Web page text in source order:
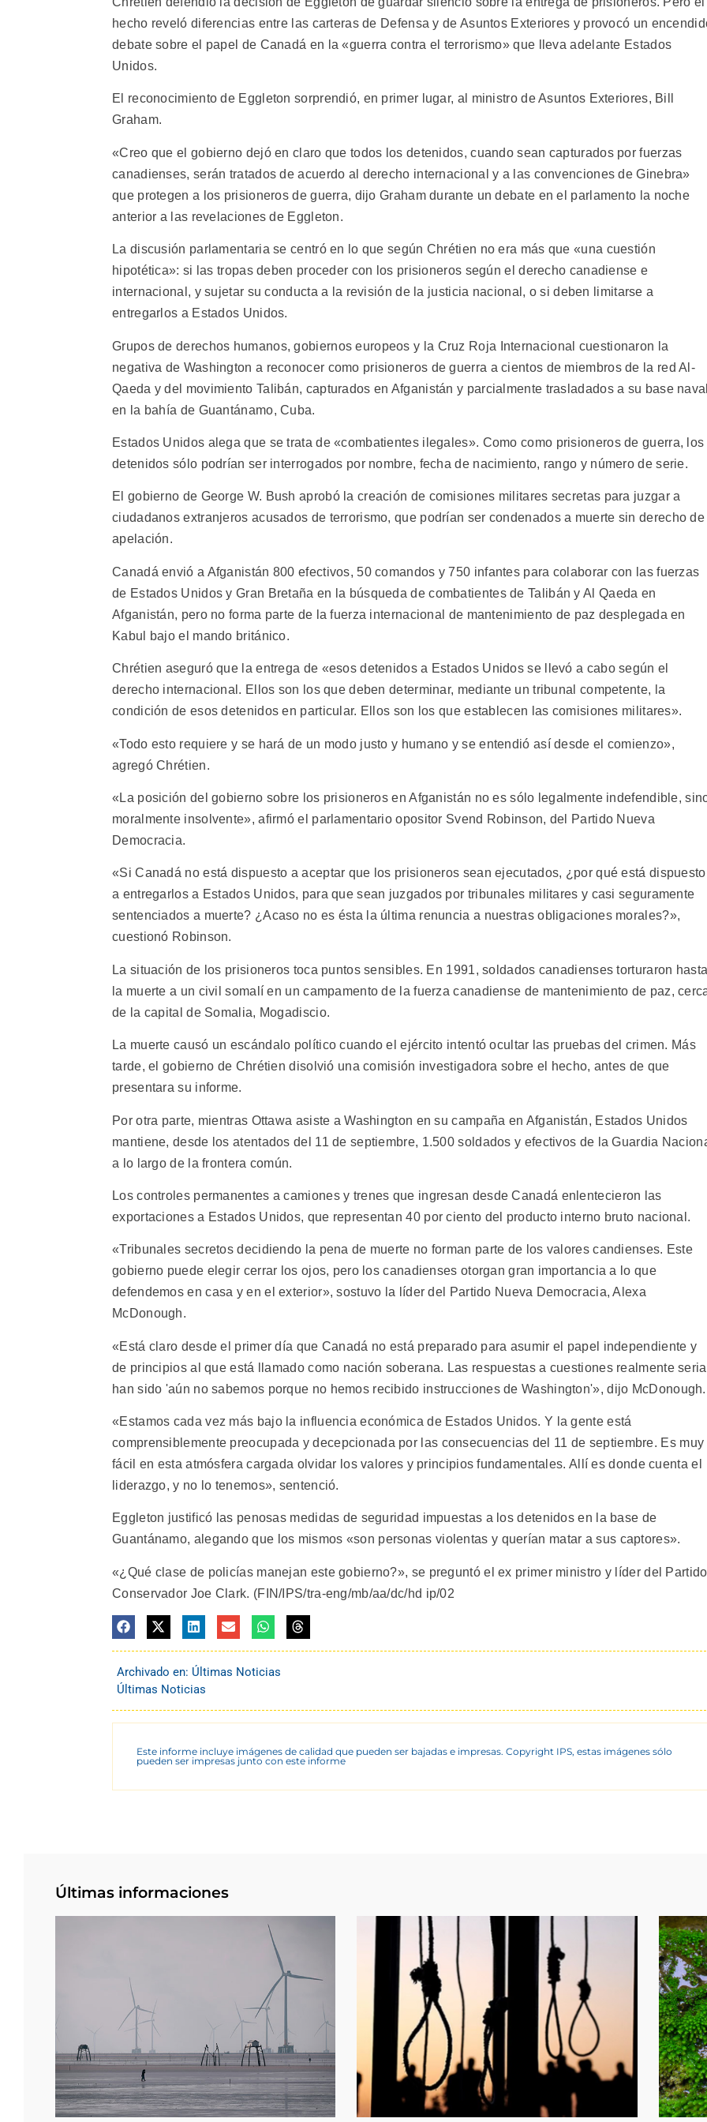
hecho reveló diferencias entre las carteras de Defensa y de Asuntos Exteriores y provocó un
debate sobre el papel de Canadá en la «guerra contra el terrorismo» que lleva adelante Estados
Unidos.
El reconocimiento de Eggleton sorprendió, en primer lugar, al ministro de Asuntos Exteriores, Bill
Graham.
«Creo que el gobierno dejó en claro que todos los detenidos, cuando sean capturados por fuerzas
canadienses, serán tratados de acuerdo al derecho internacional y a las convenciones de Ginebra»
que protegen a los prisioneros de guerra, dijo Graham durante un debate en el parlamento la noche
anterior a las revelaciones de Eggleton.
La discusión parlamentaria se centró en lo que según Chrétien no era más que «una cuestión
hipotética»: si las tropas deben proceder con los prisioneros según el derecho canadiense e
internacional, y sujetar su conducta a la revisión de la justicia nacional, o si deben limitarse a
entregarlos a Estados Unidos.
Grupos de derechos humanos, gobiernos europeos y la Cruz Roja Internacional cuestionaron la
negativa de Washington a reconocer como prisioneros de guerra a cientos de miembros de la red Al-
Qaeda y del movimiento Talibán, capturados en Afganistán y parcialmente trasladados a su base naval
en la bahía de Guantánamo, Cuba.
Estados Unidos alega que se trata de «combatientes ilegales». Como como prisioneros de guerra, los
detenidos sólo podrían ser interrogados por nombre, fecha de nacimiento, rango y número de serie.
El gobierno de George W. Bush aprobó la creación de comisiones militares secretas para juzgar a
ciudadanos extranjeros acusados de terrorismo, que podrían ser condenados a muerte sin derecho de
apelación.
Canadá envió a Afganistán 800 efectivos, 50 comandos y 750 infantes para colaborar con las fuerzas
de Estados Unidos y Gran Bretaña en la búsqueda de combatientes de Talibán y Al Qaeda en
Afganistán, pero no forma parte de la fuerza internacional de mantenimiento de paz desplegada en
Kabul bajo el mando británico.
Chrétien aseguró que la entrega de «esos detenidos a Estados Unidos se llevó a cabo según el
derecho internacional. Ellos son los que deben determinar, mediante un tribunal competente, la
condición de esos detenidos en particular. Ellos son los que establecen las comisiones militares».
«Todo esto requiere y se hará de un modo justo y humano y se entendió así desde el comienzo»,
agregó Chrétien.
«La posición del gobierno sobre los prisioneros en Afganistán no es sólo legalmente indefendible,
moralmente insolvente», afirmó el parlamentario opositor Svend Robinson, del Partido Nueva
Democracia.
«Si Canadá no está dispuesto a aceptar que los prisioneros sean ejecutados, ¿por qué está dispuesto
a entregarlos a Estados Unidos, para que sean juzgados por tribunales militares y casi seguramente
sentenciados a muerte? ¿Acaso no es ésta la última renuncia a nuestras obligaciones morales?»,
cuestionó Robinson.
La situación de los prisioneros toca puntos sensibles. En 1991, soldados canadienses torturaron hasta
la muerte a un civil somalí en un campamento de la fuerza canadiense de mantenimiento de paz,
de la capital de Somalia, Mogadiscio.
La muerte causó un escándalo político cuando el ejército intentó ocultar las pruebas del crimen. Más
tarde, el gobierno de Chrétien disolvió una comisión investigadora sobre el hecho, antes de que
presentara su informe.
Por otra parte, mientras Ottawa asiste a Washington en su campaña en Afganistán, Estados Unidos
mantiene, desde los atentados del 11 de septiembre, 1.500 soldados y efectivos de la Guardia
a lo largo de la frontera común.
Los controles permanentes a camiones y trenes que ingresan desde Canadá enlentecieron las
exportaciones a Estados Unidos, que representan 40 por ciento del producto interno bruto nacional.
«Tribunales secretos decidiendo la pena de muerte no forman parte de los valores candienses. Este
gobierno puede elegir cerrar los ojos, pero los canadienses otorgan gran importancia a lo que
defendemos en casa y en el exterior», sostuvo la líder del Partido Nueva Democracia, Alexa
McDonough.
«Está claro desde el primer día que Canadá no está preparado para asumir el papel independiente y
de principios al que está llamado como nación soberana. Las respuestas a cuestiones realmente
han sido 'aún no sabemos porque no hemos recibido instrucciones de Washington'», dijo McDonough.
«Estamos cada vez más bajo la influencia económica de Estados Unidos. Y la gente está
comprensiblemente preocupada y decepcionada por las consecuencias del 11 de septiembre. Es muy
fácil en esta atmósfera cargada olvidar los valores y principios fundamentales. Allí es donde cuenta el
liderazgo, y no lo tenemos», sentenció.
Eggleton justificó las penosas medidas de seguridad impuestas a los detenidos en la base de
Guantánamo, alegando que los mismos «son personas violentas y querían matar a sus captores».
«¿Qué clase de policías manejan este gobierno?», se preguntó el ex primer ministro y líder del Partido
Conservador Joe Clark. (FIN/IPS/tra-eng/mb/aa/dc/hd ip/02
Archivado en: Últimas Noticias
Últimas Noticias
Este informe incluye imágenes de calidad que pueden ser bajadas e impresas. Copyright IPS, estas imágenes sólo
pueden ser impresas junto con este informe
Últimas informaciones